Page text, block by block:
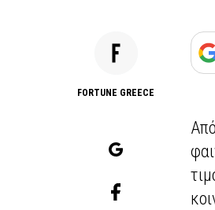
FORTUNE GREECE